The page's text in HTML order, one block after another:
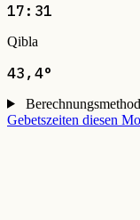
17:31
Qibla
43,4°
Gebetszeiten diesen